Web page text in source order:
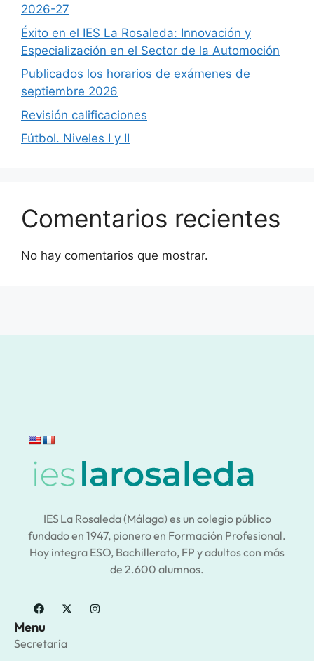
2026-27
Éxito en el IES La Rosaleda: Innovación y
Especialización en el Sector de la Automoción
Publicados los horarios de exámenes de
septiembre 2026
Revisión calificaciones
Fútbol. Niveles I y II
Comentarios recientes
No hay comentarios que mostrar.
IES La Rosaleda (Málaga) es un colegio público
fundado en 1947, pionero en Formación Profesional.
Hoy integra ESO, Bachillerato, FP y adultos con más
de 2.600 alumnos.
Menu
Secretaría